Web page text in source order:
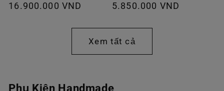
Giá
16.900.000 VND
Giá
thường
5.850.000 VND
Xem tất cả
Phụ Kiện Handmade